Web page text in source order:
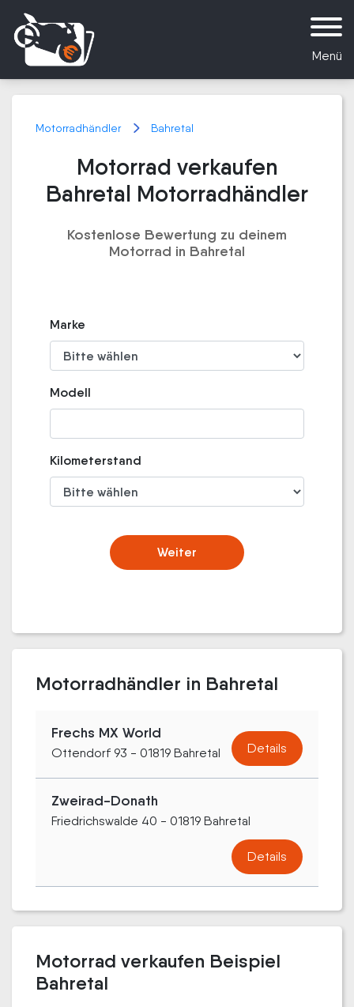
Menü
Motorradhändler Bahretal
Motorrad verkaufen
Bahretal Motorradhändler
Kostenlose Bewertung zu deinem
Motorrad in Bahretal
Marke
Modell
Kilometerstand
Weiter
Motorradhändler in Bahretal
Frechs MX World
Ottendorf 93 - 01819 Bahretal Details
Zweirad-Donath
Friedrichswalde 40 - 01819 Bahretal
Details
Motorrad verkaufen Beispiel
Bahretal